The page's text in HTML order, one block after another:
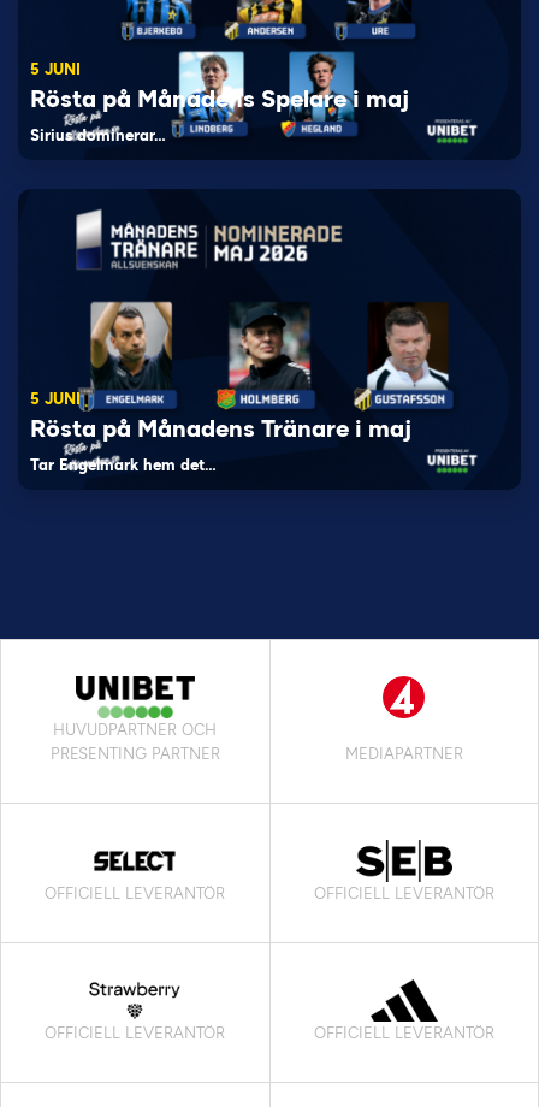
5 JUNI
Rösta på Månadens Spelare i maj
Sirius dominerar…
5 JUNI
Rösta på Månadens Tränare i maj
Tar Engelmark hem det…
HUVUDPARTNER OCH
PRESENTING PARTNER
MEDIAPARTNER
OFFICIELL LEVERANTÖR OFFICIELL LEVERANTÖR
OFFICIELL LEVERANTÖR OFFICIELL LEVERANTÖR